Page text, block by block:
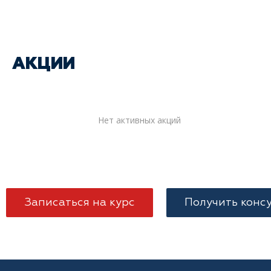
АКЦИИ
Нет активных акций
Записаться на курс Получить